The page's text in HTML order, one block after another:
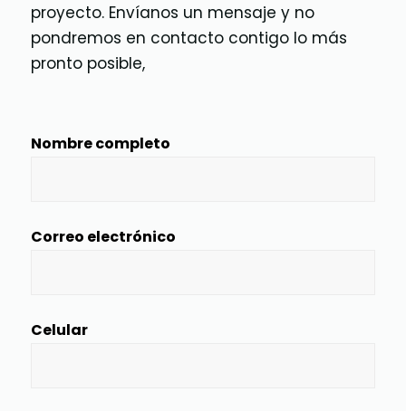
proyecto. Envíanos un mensaje y no
pondremos en contacto contigo lo más
pronto posible,
Nombre completo
Correo electrónico
Celular